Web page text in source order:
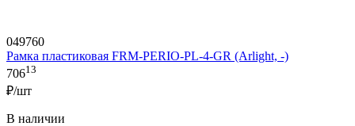
049760
Рамка пластиковая FRM-PERIO-PL-4-GR (Arlight, -)
70613
₽/шт
В наличии